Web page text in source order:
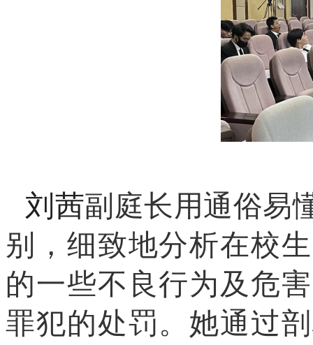
刘茜副庭长用通俗易
别，细致地分析在校
的一些不良行为及危
罪犯的处罚。她通过